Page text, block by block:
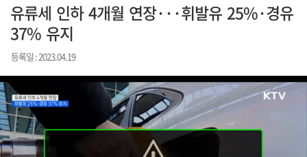
유류세 인하 4개월 연장···휘발유 25%·경유
37% 유지
등록일 : 2023.04.19